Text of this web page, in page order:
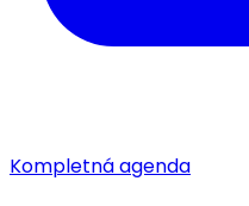
Kompletná agenda